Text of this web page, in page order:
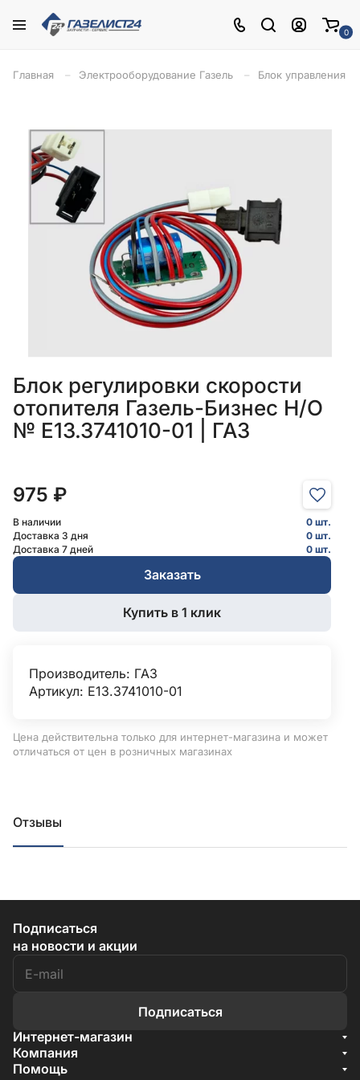
0
Главная Электрооборудование Газель Блок управления
Блок регулировки скорости
отопителя Газель-Бизнес Н/О
№ Е13.3741010-01 | ГАЗ
975 ₽
В наличии
0 шт.
Доставка 3 дня
0 шт.
Доставка 7 дней
0 шт.
Заказать
Купить в 1 клик
Производитель: ГАЗ
Артикул: Е13.3741010-01
Цена действительна только для интернет-магазина и может
отличаться от цен в розничных магазинах
Отзывы
Подписаться
на новости и акции
Подписаться
Интернет-магазин
Акции
Бренды
Компания
О компании
Помощь